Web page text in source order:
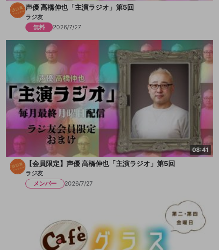
声優 高橋伸也「主演ラジオ」第5回
ラジ友
無料
2026/7/27
08:41
【会員限定】声優 高橋伸也「主演ラジオ」第5回
ラジ友
メンバー
2026/7/27